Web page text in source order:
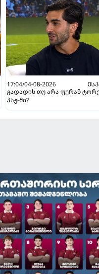
17:04/04-08-2026
გადადის თუ არა ფერან
პსჟ-ში?